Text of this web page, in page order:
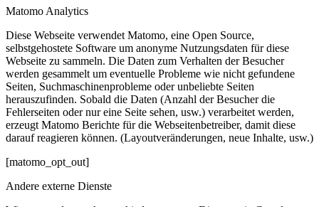
Matomo Analytics
Diese Webseite verwendet Matomo, eine Open Source,
selbstgehostete Software um anonyme Nutzungsdaten für diese
Webseite zu sammeln. Die Daten zum Verhalten der Besucher
werden gesammelt um eventuelle Probleme wie nicht gefundene
Seiten, Suchmaschinenprobleme oder unbeliebte Seiten
herauszufinden. Sobald die Daten (Anzahl der Besucher die
Fehlerseiten oder nur eine Seite sehen, usw.) verarbeitet werden,
erzeugt Matomo Berichte für die Webseitenbetreiber, damit diese
darauf reagieren können. (Layoutveränderungen, neue Inhalte, usw.)
[matomo_opt_out]
Andere externe Dienste